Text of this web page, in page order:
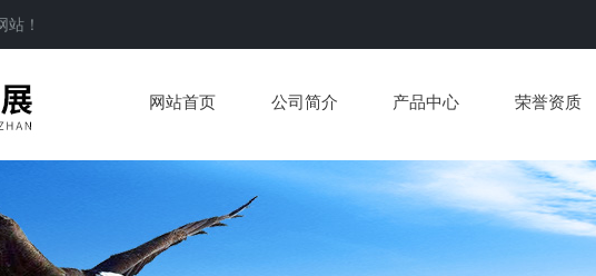
站！
网站首页 公司简介 产品中心 荣誉资质